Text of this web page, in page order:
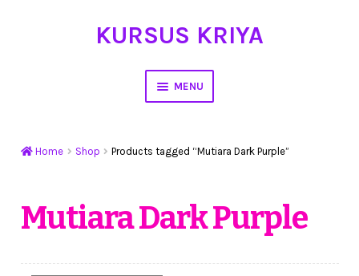
KURSUS KRIYA
MENU
Workshop Membuat Bunga Dari Stocking
Home Shop Products tagged “Mutiara Dark Purple”
Mutiara Dark Purple